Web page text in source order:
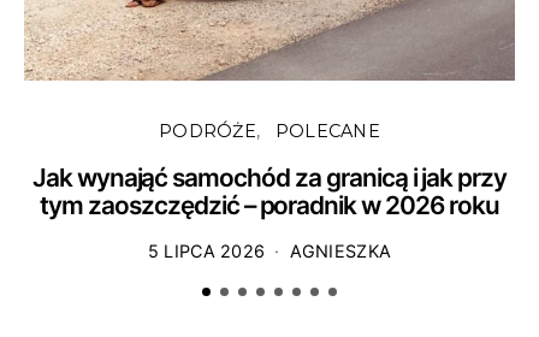
PODRÓŻE POLECANE
Jak wynająć samochód za granicą i jak przy
tym zaoszczędzić – poradnik w 2026 roku
5 LIPCA 2026 AGNIESZKA